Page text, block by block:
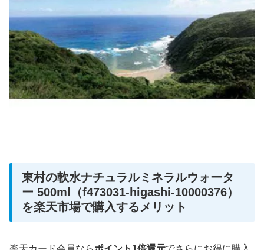
東村の軟水ナチュラルミネラルウォータ
ー 500ml（f473031-higashi-10000376）
を楽天市場で購入するメリット